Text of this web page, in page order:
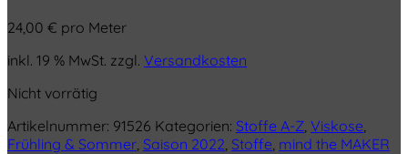
24,00 € pro Meter
inkl. 19 % MwSt. zzgl. Versandkosten
Nicht vorrätig
Artikelnummer: 91526 Kategorien: Stoffe A-Z Viskose
Frühling & Sommer Saison 2022 Stoffe mind the MAKER